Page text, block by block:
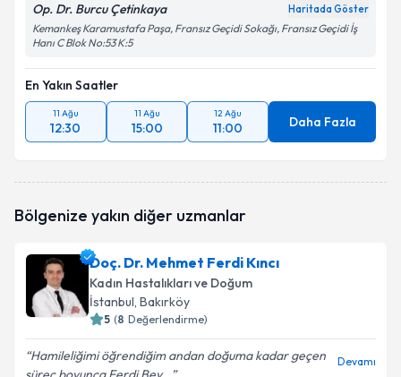
Op. Dr. Burcu Çetinkaya Haritada Göster
Kemankeş Karamustafa Paşa, Fransız Geçidi Sokağı, Fransız Geçidi İş
Hanı C Blok No:53 K:5
En Yakın Saatler
11 Ağu
12:30
11 Ağu
15:00
12 Ağu
11:00 Daha Fazla
Bölgenize yakın diğer uzmanlar
Doç. Dr. Mehmet Ferdi Kıncı
Kadın Hastalıkları ve Doğum
İstanbul, Bakırköy
5 (8 Değerlendirme)
Hamileliğimi öğrendiğim andan doğuma kadar geçen
Devamı